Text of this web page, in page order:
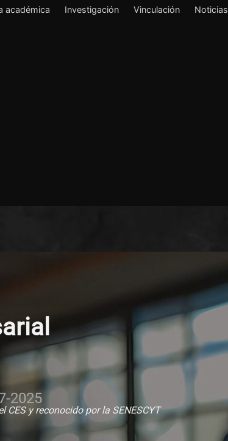
académica Investigación Vinculación Noticias
2025
y reconocido por la SENESCYT